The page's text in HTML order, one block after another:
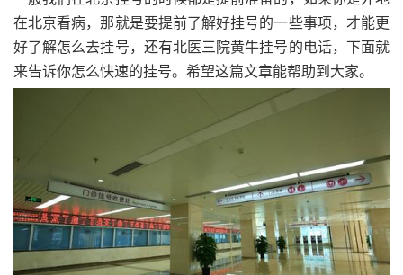
在北京看病，那就是要提前了解好挂号的一些事项，才能更
好了解怎么去挂号，还有北医三院黄牛挂号的电话，下面就
来告诉你怎么快速的挂号。希望这篇文章能帮助到大家。